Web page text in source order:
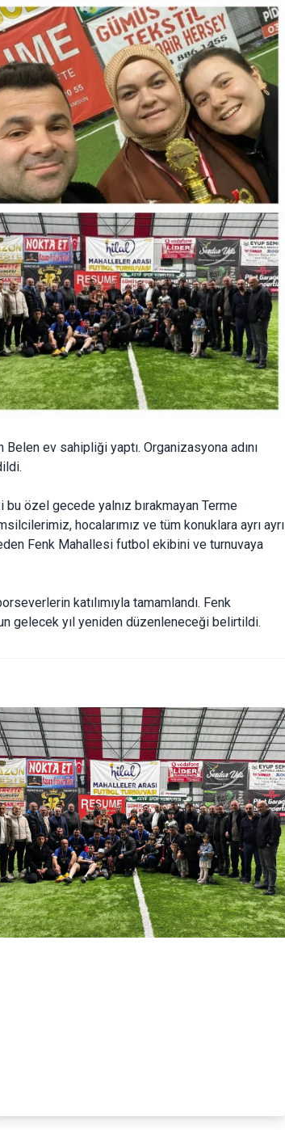
ev sahipliği yaptı. Organizasyona adını
bu özel gecede yalnız bırakmayan Terme
hocalarımız ve tüm konuklara ayrı ayrı
Fenk Mahallesi futbol ekibini ve turnuvaya
katılımıyla tamamlandı. Fenk
gelecek yıl yeniden düzenleneceği belirtildi.